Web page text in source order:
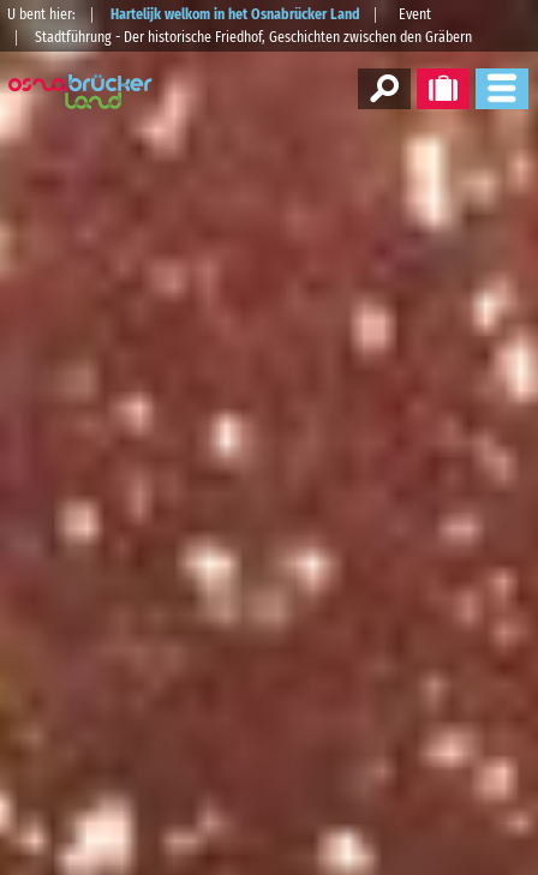
U bent hier: Hartelijk welkom in het Osnabrücker Land
Event
Stadtführung - Der historische Friedhof, Geschichten zwischen den Gräbern